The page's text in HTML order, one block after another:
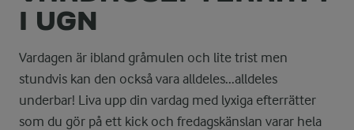
I UGN
Vardagen är ibland gråmulen och lite trist men
stundvis kan den också vara alldeles...alldeles
underbar! Liva upp din vardag med lyxiga efterrätter
som du gör på ett kick och fredagskänslan varar hela